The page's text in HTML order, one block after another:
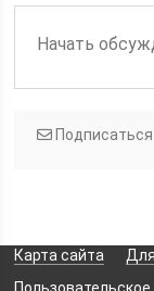
Карта сайта